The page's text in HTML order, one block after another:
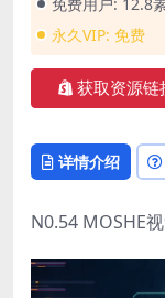
永久VIP: 免费
获取资源链
详情介绍
N0.54 MOSHE